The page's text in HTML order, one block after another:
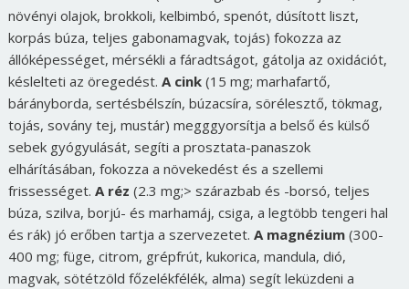
növényi olajok, brokkoli, kelbimbó, spenót, dúsított liszt,
korpás búza, teljes gabonamagvak, tojás) fokozza az
állóképességet, mérsékli a fáradtságot, gátolja az oxidációt,
késlelteti az öregedést. A cink (15 mg; marhafartő,
bárányborda, sertésbélszín, búzacsíra, sörélesztő, tökmag,
tojás, sovány tej, mustár) megggyorsítja a belső és külső
sebek gyógyulását, segíti a prosztata-panaszok
elhárításában, fokozza a növekedést és a szellemi
frissességet. A réz (2.3 mg;> szárazbab és -borsó, teljes
búza, szilva, borjú- és marhamáj, csiga, a legtöbb tengeri hal
és rák) jó erőben tartja a szervezetet. A magnézium(300-
400 mg; füge, citrom, grépfrút, kukorica, mandula, dió,
magvak, sötétzöld főzelékfélék, alma) segít leküzdeni a